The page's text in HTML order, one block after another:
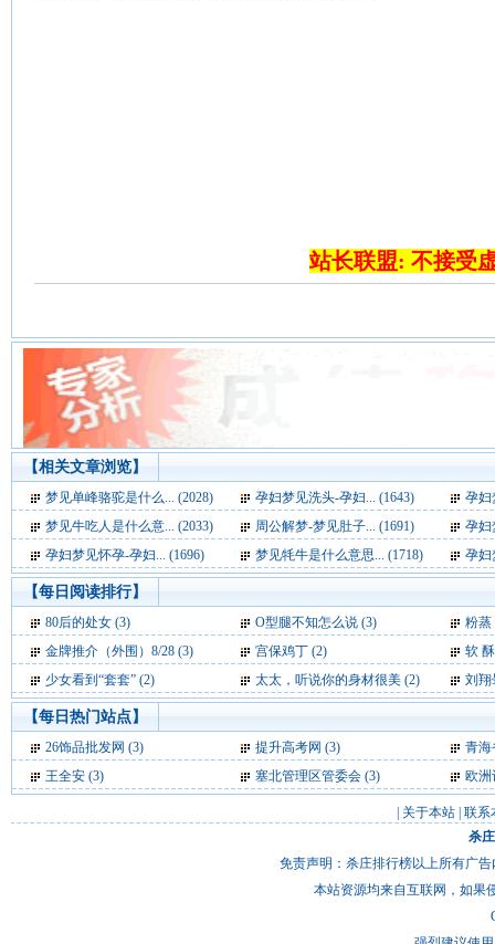
站长联盟: 不接受
【相关文章浏览】
梦见单峰骆驼是什么... (2028) 孕妇梦见洗头-孕妇... (1643)
孕妇
梦见牛吃人是什么意... (2033)
周公解梦-梦见肚子... (1691)
孕妇
孕妇梦见怀孕-孕妇... (1696)
梦见牦牛是什么意思... (1718) 孕妇
【每日阅读排行】
80后的处女 (3) O型腿不知怎么说 (3)
粉蒸
金牌推介（外围）8/28 (3)
宫保鸡丁 (2)
软
少女看到“套套” (2)
太太，听说你的身材很美 (2) 刘翔
【每日热门站点】
26饰品批发网 (3) 提升高考网 (3)
青海
王全安 (3) 塞北管理区管委会 (3) 欧洲
关于本站 联系
杀
免责声明：杀庄排行榜以上所有广
本站资源均来自互联网，如果